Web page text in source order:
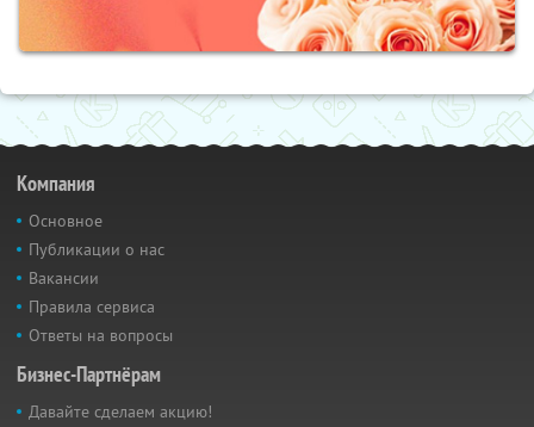
Компания
Основное
Публикации о нас
Вакансии
Правила сервиса
Ответы на вопросы
Бизнес-Партнёрам
Давайте сделаем акцию!